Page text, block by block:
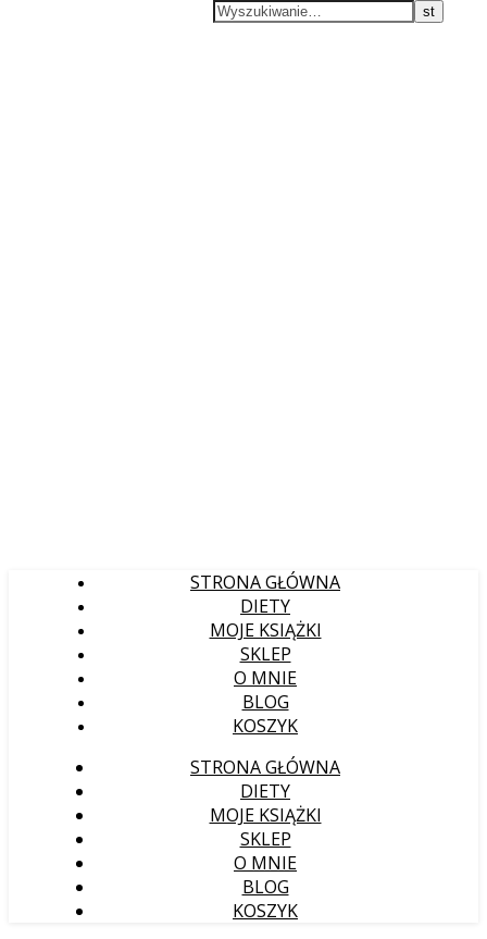
STRONA GŁÓWNA
DIETY
MOJE KSIĄŻKI
SKLEP
O MNIE
BLOG
KOSZYK
STRONA GŁÓWNA
DIETY
MOJE KSIĄŻKI
SKLEP
O MNIE
BLOG
KOSZYK